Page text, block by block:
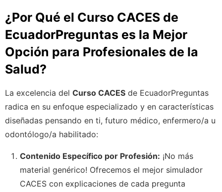
¿Por Qué el Curso CACES de
EcuadorPreguntas es la Mejor
Opción para Profesionales de la
Salud?
La excelencia del Curso CACES de EcuadorPreguntas
radica en su enfoque especializado y en características
diseñadas pensando en ti, futuro médico, enfermero/a u
odontólogo/a habilitado:
Contenido Específico por Profesión: ¡No más
material genérico! Ofrecemos el mejor simulador
CACES con explicaciones de cada pregunta